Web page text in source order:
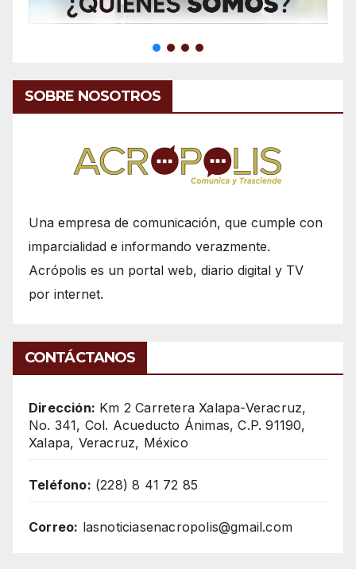
SOBRE NOSOTROS
Una empresa de comunicación, que cumple con
imparcialidad e informando verazmente.
Acrópolis es un portal web, diario digital y TV
por internet.
CONTÁCTANOS
Dirección: Km 2 Carretera Xalapa-Veracruz,
No. 341, Col. Acueducto Ánimas, C.P. 91190,
Xalapa, Veracruz, México
Teléfono: (228) 8 41 72 85
Correo: lasnoticiasenacropolis@gmail.com